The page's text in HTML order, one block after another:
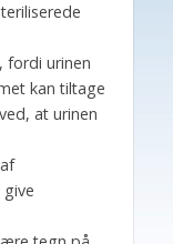
fordi urinen
kan tiltage
at urinen